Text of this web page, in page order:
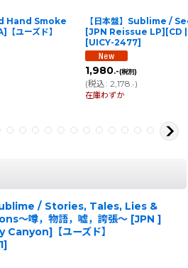
Hand Smoke
ユーズド】
【日本盤】Sublime /
[JPN Reissue LP][CD |
[UICY-2477]
1,980.-(税別)
(税込: 2,178 .-)
在庫わずか
/ Stories, Tales, Lies &
〜噂，物語，嘘，誇張〜 [JPN ]
【ユーズド】
]